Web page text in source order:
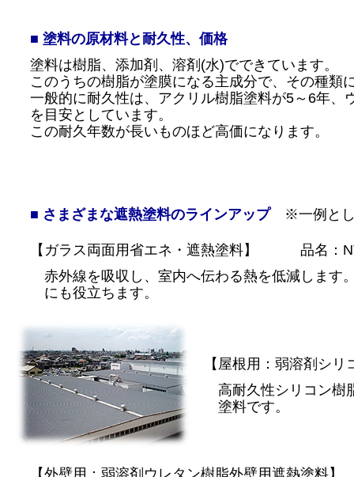
■ 塗料の原材料と耐久性、価格
塗料は樹脂、添加剤、溶剤(水)でできています。
このうちの樹脂が塗膜になる主成分で、その種類
一般的に耐久性は、アクリル樹脂塗料が5～6年、
を目安としています。
この耐久年数が長いものほど高価になります。
■ さまざまな遮熱塗料のラインアップ※一例とし
【ガラス両面用省エネ・遮熱塗料】 品名：
赤外線を吸収し、室内へ伝わる熱を低減します
にも役立ちます。
【屋根用：弱溶剤シ
高耐久性シリコン樹脂
塗料です。
【外壁用：弱溶剤ウレタン樹脂外壁用遮熱塗